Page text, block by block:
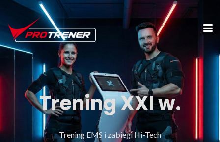
Trening XXI w.
Trening EMS i zabiegi Hi-Tech